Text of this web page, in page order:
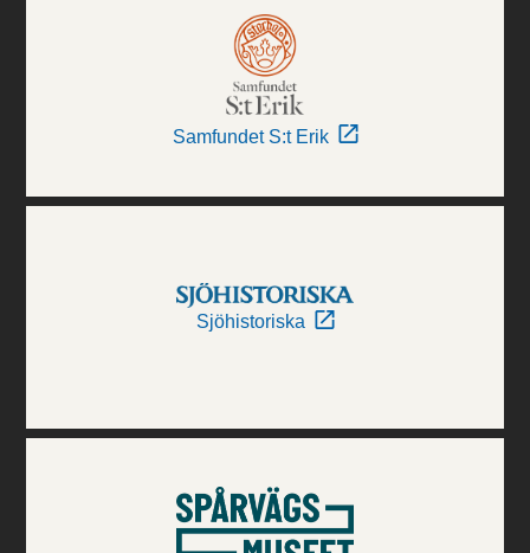
Samfundet S:t Erik
Sjöhistoriska